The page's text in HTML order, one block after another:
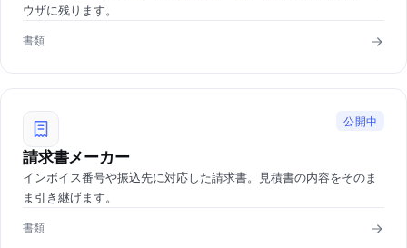
ウザに残ります。
書類
公開中
請求書メーカー
インボイス番号や振込先に対応した請求書。見積書の内容をそのま
ま引き継げます。
書類